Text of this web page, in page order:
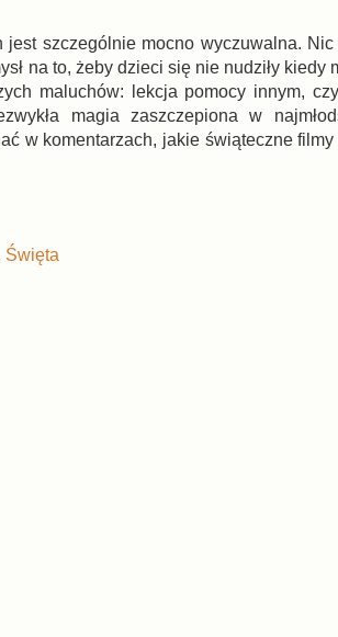
szczególnie mocno wyczuwalna.
na to, żeby dzieci się nie nudziły kiedy
maluchów: lekcja pomocy innym,
magia zaszczepiona w
w komentarzach, jakie świąteczne
Święta